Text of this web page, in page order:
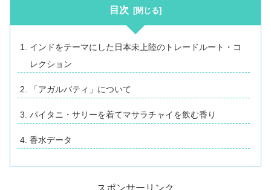
目次
インドをテーマにした日本未上陸のトレードルート・コ
レクション
「アガルバティ」について
パイタニ・サリーを着てマサラチャイを飲む香り
香水データ
スポンサーリンク